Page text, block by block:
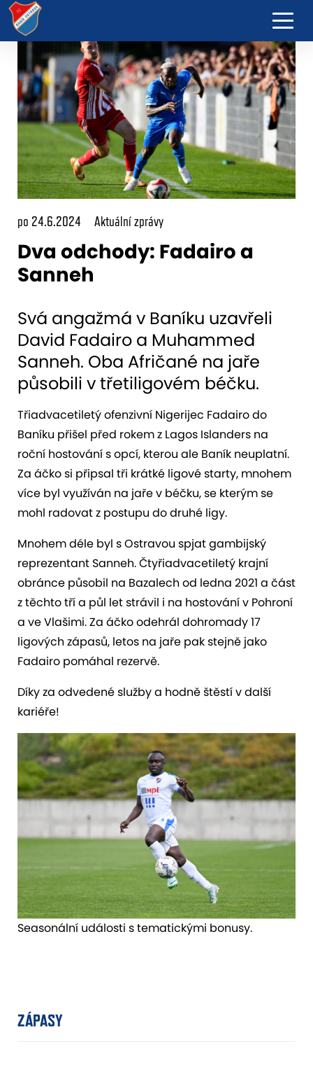
po 24.6.2024 Aktuální zprávy
Dva odchody: Fadairo a
Sanneh
Svá angažmá v Baníku uzavřeli
David Fadairo a Muhammed
Sanneh. Oba Afričané na jaře
působili v třetiligovém béčku.
Třiadvacetiletý ofenzivní Nigerijec Fadairo do
Baníku přišel před rokem z Lagos Islanders na
roční hostování s opcí, kterou ale Baník neuplatní.
Za áčko si připsal tři krátké ligové starty, mnohem
více byl využíván na jaře v béčku, se kterým se
mohl radovat z postupu do druhé ligy.
Mnohem déle byl s Ostravou spjat gambijský
reprezentant Sanneh. Čtyřiadvacetiletý krajní
obránce působil na Bazalech od ledna 2021 a část
z těchto tří a půl let strávil i na hostování v Pohroní
a ve Vlašimi. Za áčko odehrál dohromady 17
ligových zápasů, letos na jaře pak stejně jako
Fadairo pomáhal rezervě.
Díky za odvedené služby a hodně štěstí v další
kariéře!
Seasonální události s tematickými bonusy.
ZÁPASY